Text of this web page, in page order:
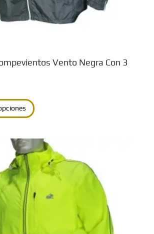
de
producto
Vento Negra Con 3
producto
múltiples
variantes.
Las
opciones
se